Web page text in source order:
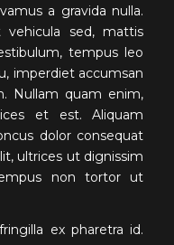
a gravida nulla.
sed, mattis
tempus leo
imperdiet accumsan
Nullam quam enim,
et est. Aliquam
dolor consequat
ultrices ut dignissim
non tortor ut
ex pharetra id.